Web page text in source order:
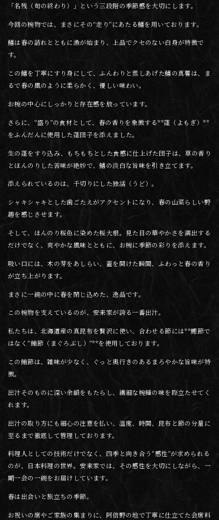
「名残（旬の終わり）」という三段階の季節感を大切にします。
今回の椀物では、まさにその“走り”にあたる鱚を用いております。
鱚は春の訪れとともに漁が始まり、上品でクセのない白身が特徴で
す。
この鱚を丁寧にすり身にして、ふんわりと蒸しあげた鱚の真薯は、ま
るで春の風のように柔らかく、優しい味わい。
お椀の中心にしっかりと存在感を放っています。
さらに、“盛り”の食材として、春の香りを象徴する**蓬（よもぎ）**
をふんだんに使用した蓬団子を添えました。
生の蓬をすり込み、もちもちとした食感に仕上げた団子は、草の香り
とほんのりした苦味が絶妙で、鱚の淡白な旨味を引き立てます。
添えられているのは、千切りにした独活（うど）。
シャキシャキとした歯ごたえがアクセントになり、春の山菜らしい野
趣を感じさせます。
そして、ほんのり桜色に染めた桜大根。見た目の華やかさを演出する
だけでなく、爽やかな風味とともに、お椀に季節の彩りを添えます。
吸い口には、木の芽をあしらい、蓋を開けた瞬間、ふわっと春の香り
が立ち上がります。
まさに一碗の中に春を閉じ込めた、逸品です。
この椀物を支えているのが、安来家が誇る一番出汁。
私たちは、北海道産の真昆布を贅沢に使い、合わせる節には**鰹節で
はなく“鮪節（まぐろぶし）”**を使用しております。
この鮪節は、雑味が少なく、ぐっと奥行きのあるまろやかな旨味が特
徴。
出汁そのものに深い余韻をもたらし、繊細な椀種の味を際立たせてく
れます。
出汁の取り方にも細心の注意を払い、温度、時間、昆布と節の分量に
至るまで徹底して管理しております。
料理人としての技術だけでなく、四季と向き合う“感性”が求められる
のが、日本料理の世界。安来家では、その感性を大切にしながら、一
期一会の一碗をお届けしています。
春は出会いと旅立ちの季節。
お祝いの席やご家族の集まりに、阿倍野の地で丁寧に仕立てた会席料